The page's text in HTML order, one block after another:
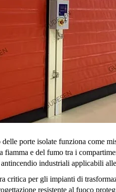
porte isolate funziona come
e del fumo tra i
industriali applicabili
critica per gli impianti di
resistente al fuoco